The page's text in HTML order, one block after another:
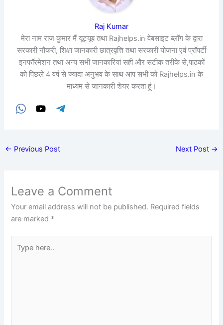
Raj Kumar
मेरा नाम राज कुमार मैं यूट्यूब तथा Rajhelps.in वेबसाइट ब्लॉग के द्वारा
सरकारी नौकरी, शिक्षा जानकारी छात्रवृत्ति तथा सरकारी योजना एवं प्रॉपर्टी
इनफॉरमेशन तथा अन्य सभी जानकारियां सही और सटीक तरीके से,पाठकों
को पिछले 4 वर्ष से ज्यादा अनुभव के साथ आप सभी को Rajhelps.in के
माध्यम से जानकारी शेयर करता हूं।
← Previous Post Next Post →
Leave a Comment
Your email address will not be published. Required fields
are marked *
here..